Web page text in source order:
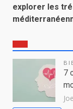
explorer les
7